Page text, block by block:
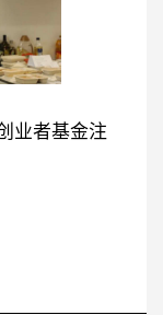
业者基金注